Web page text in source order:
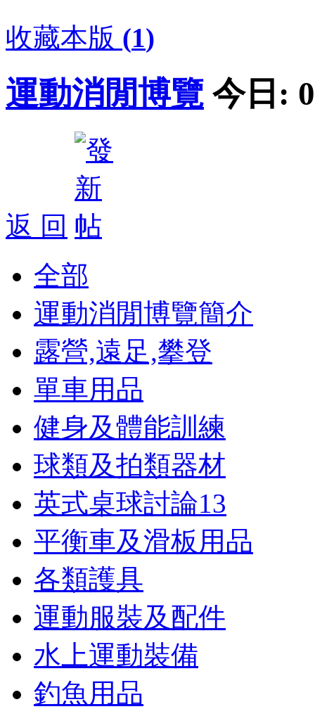
收藏本版 (1)
運動消閒博覽 今日: 0
返 回
全部
運動消閒博覽簡介
露營,遠足,攀登
單車用品
健身及體能訓練
球類及拍類器材
英式桌球討論13
平衡車及滑板用品
各類護具
運動服裝及配件
水上運動裝備
釣魚用品